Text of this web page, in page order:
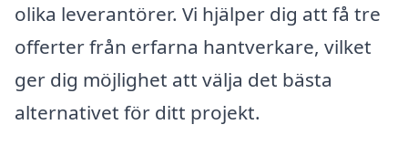
olika leverantörer. Vi hjälper dig att få tre
offerter från erfarna hantverkare, vilket
ger dig möjlighet att välja det bästa
alternativet för ditt projekt.